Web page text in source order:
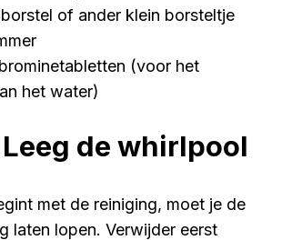
of ander klein borsteltje
(voor het
het water)
Leeg de whirlpool
met de reiniging, moet je de
laten lopen. Verwijder eerst